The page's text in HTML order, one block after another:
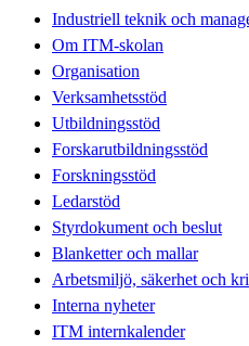
Industriell teknik och
Om ITM-skolan
Organisation
Verksamhetsstöd
Utbildningsstöd
Forskarutbildningsstöd
Forskningsstöd
Ledarstöd
Styrdokument och beslut
Blanketter och mallar
Arbetsmiljö, säkerhet och
Interna nyheter
ITM internkalender